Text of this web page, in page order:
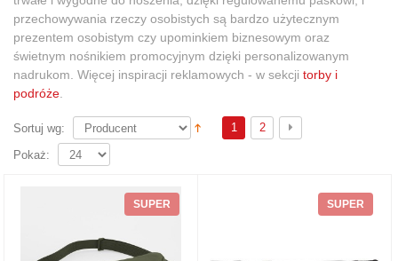
przechowywania rzeczy osobistych są bardzo użytecznym
prezentem osobistym czy upominkiem biznesowym oraz
świetnym nośnikiem promocyjnym dzięki personalizowanym
nadrukom. Więcej inspiracji reklamowych - w sekcji torby i
podróże
Sortuj wg: 1 2
Pokaż:
SUPER SUPER